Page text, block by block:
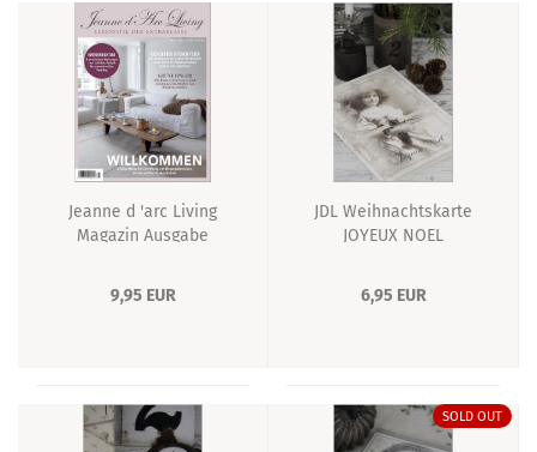
Jeanne d 'arc Living
Magazin Ausgabe
9,95 EUR
JDL Weihnachtskarte
JOYEUX NOEL
6,95 EUR
SOLD OUT